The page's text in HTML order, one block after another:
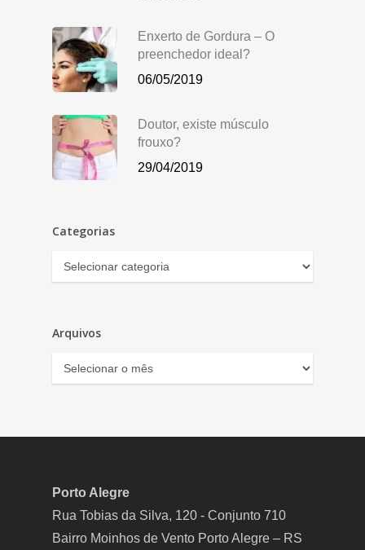
Enxerto de Gordura – O
preenchedor ideal?
06/05/2019
Doutor, existe músculo
frouxo?
29/04/2019
Categorias
Categorias
Arquivos
Arquivos
Porto Alegre
Rua Tobias da Silva, 120 - Conjunto 710
Bairro Moinhos de Vento Porto Alegre – RS